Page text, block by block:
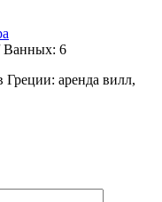
Ванных: 6
аренда вилл,